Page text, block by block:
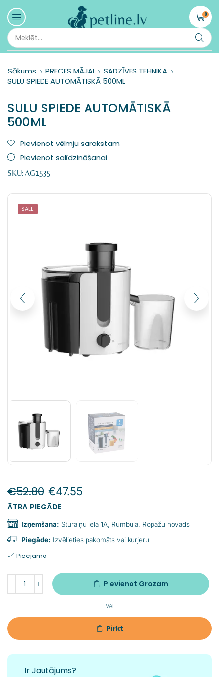
0
Sākums PRECES MĀJAI
SADZĪVES TEHNIKA
SULU SPIEDE AUTOMĀTISKĀ 500ML
SULU SPIEDE AUTOMĀTISKĀ
500ML
Pievienot vēlmju sarakstam
Pievienot salīdzināšanai
SKU:AG1535
SALE
€52.80 €47.55
ĀTRA PIEGĀDE
Izņemšana: Stūraiņu iela 1A, Rumbula, Ropažu novads
Piegāde: Izvēlieties pakomāts vai kurjeru
Pieejama
Pievienot Grozam
VAI
Pirkt
Ir Jautājums?